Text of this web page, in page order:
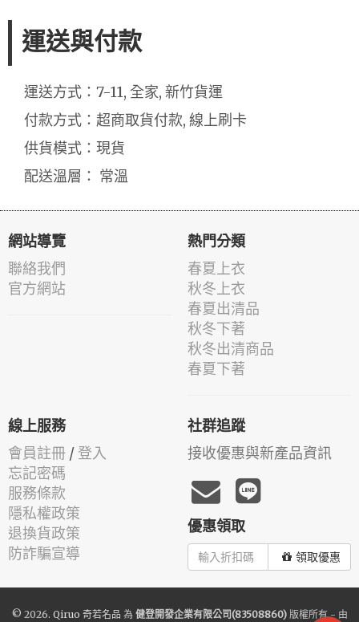
運送與付款
運送方式：7-11, 全家, 新竹貨運
付款方式：超商取貨付款, 線上刷卡
供貨模式：現貨
配送溫層： 常溫
網站導覽
聯絡我們
官方網站
熱門分類
春夏上衣
秋冬上衣
春夏出清品
秋冬下著
秋冬出清商品
春夏下著
線上服務
會員註冊 / 登入
忘記密碼
服務條款
隱私權政策
退換貨政策
防詐騙宣導
社群追蹤
接收優惠與新產品資訊
優惠領取
領取優惠
© 2026. Qiruo 奇若名品 為 健登開發企業有限公司(83508860)版權所有 - 由